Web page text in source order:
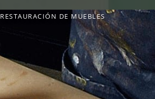
RESTAURACIÓN DE MUEBLES